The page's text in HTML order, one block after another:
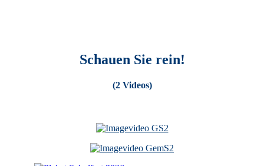
Schauen Sie rein!
(2 Videos)